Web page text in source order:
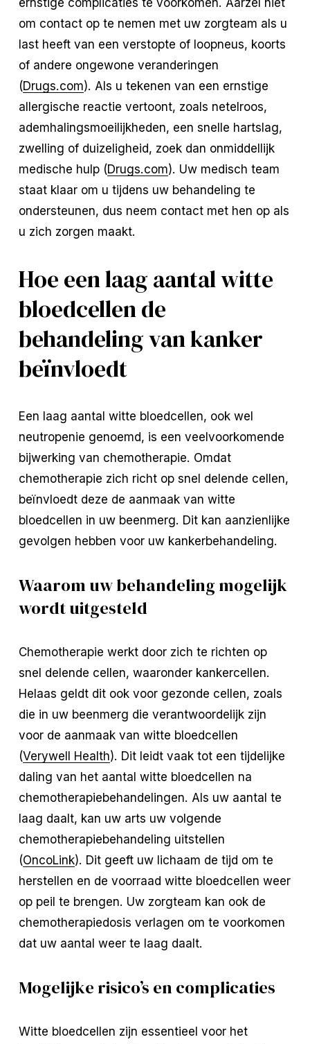
om contact op te nemen met uw zorgteam als u
last heeft van een verstopte of loopneus, koorts
of andere ongewone veranderingen
(Drugs.com). Als u tekenen van een ernstige
allergische reactie vertoont, zoals netelroos,
ademhalingsmoeilijkheden, een snelle hartslag,
zwelling of duizeligheid, zoek dan onmiddellijk
medische hulp (Drugs.com). Uw medisch team
staat klaar om u tijdens uw behandeling te
ondersteunen, dus neem contact met hen op als
u zich zorgen maakt.
Hoe een laag aantal witte
bloedcellen de
behandeling van kanker
beïnvloedt
Een laag aantal witte bloedcellen, ook wel
neutropenie genoemd, is een veelvoorkomende
bijwerking van chemotherapie. Omdat
chemotherapie zich richt op snel delende cellen,
beïnvloedt deze de aanmaak van witte
bloedcellen in uw beenmerg. Dit kan aanzienlijke
gevolgen hebben voor uw kankerbehandeling.
Waarom uw behandeling mogelijk
wordt uitgesteld
Chemotherapie werkt door zich te richten op
snel delende cellen, waaronder kankercellen.
Helaas geldt dit ook voor gezonde cellen, zoals
die in uw beenmerg die verantwoordelijk zijn
voor de aanmaak van witte bloedcellen
(Verywell Health). Dit leidt vaak tot een tijdelijke
daling van het aantal witte bloedcellen na
chemotherapiebehandelingen. Als uw aantal te
laag daalt, kan uw arts uw volgende
chemotherapiebehandeling uitstellen
(OncoLink). Dit geeft uw lichaam de tijd om te
herstellen en de voorraad witte bloedcellen weer
op peil te brengen. Uw zorgteam kan ook de
chemotherapiedosis verlagen om te voorkomen
dat uw aantal weer te laag daalt.
Mogelijke risico’s en complicaties
Witte bloedcellen zijn essentieel voor het